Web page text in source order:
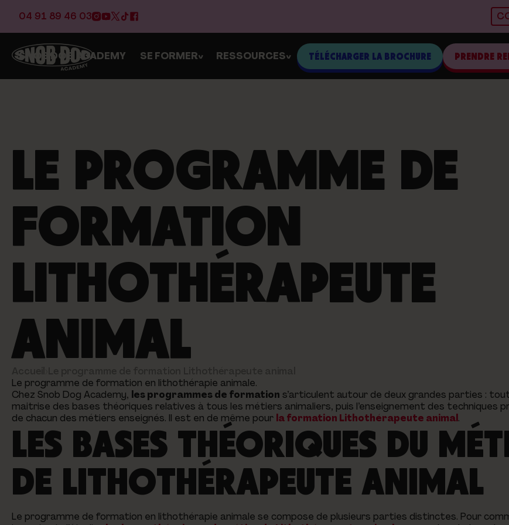
04 91 89 46 03
SNOB DOG ACADEMY SE FORMER> RESSOURCES> TÉLÉCHARGER LA BROCHURE PRENDRE
LE PROGRAMME DE
FORMATION
LITHOTHÉRAPEUTE
ANIMAL
Le programme de formation en lithothérapie animale.
Chez Snob Dog Academy, les programmes de formation s’articulent autour de deux grandes parties :
maitrise des bases théoriques relatives à tous les métiers animaliers, puis l’enseignement des techniques
de chacun des métiers enseignés. Il est en de même pour la formation Lithothérapeute animal .
LES BASES THÉORIQUES DU
DE LITHOTHÉRAPEUTE ANIMAL
Le programme de formation en lithothérapie animale se compose de plusieurs parties distinctes. Pour